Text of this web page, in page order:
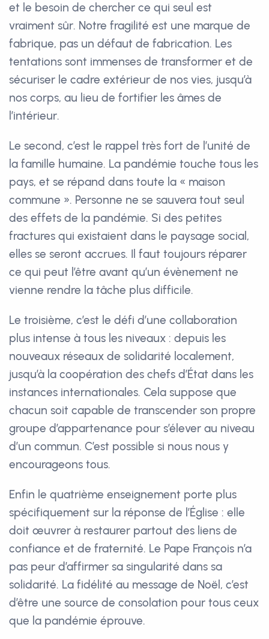
et le besoin de chercher ce qui seul est
vraiment sûr. Notre fragilité est une marque de
fabrique, pas un défaut de fabrication. Les
tentations sont immenses de transformer et de
sécuriser le cadre extérieur de nos vies, jusqu’à
nos corps, au lieu de fortifier les âmes de
l’intérieur.
Le second, c’est le rappel très fort de l’unité de
la famille humaine. La pandémie touche tous les
pays, et se répand dans toute la « maison
commune ». Personne ne se sauvera tout seul
des effets de la pandémie. Si des petites
fractures qui existaient dans le paysage social,
elles se seront accrues. Il faut toujours réparer
ce qui peut l’être avant qu’un évènement ne
vienne rendre la tâche plus difficile.
Le troisième, c’est le défi d’une collaboration
plus intense à tous les niveaux : depuis les
nouveaux réseaux de solidarité localement,
jusqu’à la coopération des chefs d’État dans les
instances internationales. Cela suppose que
chacun soit capable de transcender son propre
groupe d’appartenance pour s’élever au niveau
d’un commun. C’est possible si nous nous y
encourageons tous.
Enfin le quatrième enseignement porte plus
spécifiquement sur la réponse de l’Église : elle
doit œuvrer à restaurer partout des liens de
confiance et de fraternité. Le Pape François n’a
pas peur d’affirmer sa singularité dans sa
solidarité. La fidélité au message de Noël, c’est
d’être une source de consolation pour tous ceux
que la pandémie éprouve.